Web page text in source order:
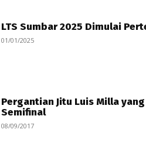
LTS Sumbar 2025 Dimulai
01/01/2025
Pergantian Jitu Luis Milla
Semifinal
08/09/2017